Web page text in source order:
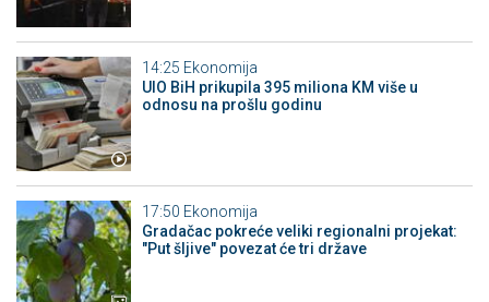
14:25 Ekonomija
UIO BiH prikupila 395 miliona KM više u
odnosu na prošlu godinu
17:50 Ekonomija
Gradačac pokreće veliki regionalni projekat:
"Put šljive" povezat će tri države